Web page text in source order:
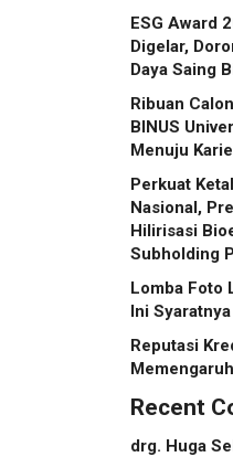
ESG Award
Digelar,
Daya Saing
Ribuan
BINUS
Menuju
Perkuat
Nasional,
Hilirisasi
Subholding
Lomba Foto
Ini Syaratnya
Reputasi
Recent
drg. Huga